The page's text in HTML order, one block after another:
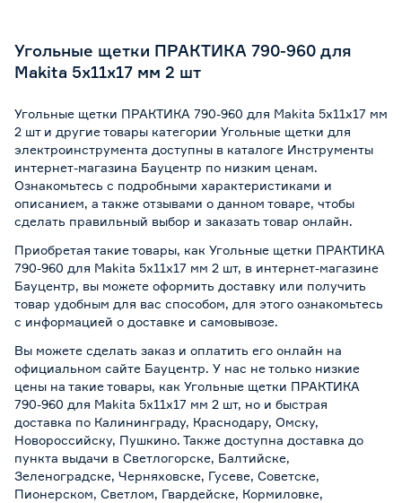
Для эксцентриковых шлифмашин Нет
Для электроножниц по металлу Нет
Для штроборезов Нет
Для торцовочных пил Да
Для отрезных пил Нет
Для воздуходувок Нет
ПРАКТИКА
Страна производства Китай
Вес брутто (кг) 0.015
Угольные щетки ПРАКТИКА 790-960 для
Makita 5х11х17 мм 2 шт
Угольные щетки ПРАКТИКА 790-960 для Makita 5х11х17 мм
2 шт и другие товары категории Угольные щетки для
электроинструмента доступны в каталоге Инструменты
интернет-магазина Бауцентр по низким ценам.
Ознакомьтесь с подробными характеристиками и
описанием, а также отзывами о данном товаре, чтобы
сделать правильный выбор и заказать товар онлайн.
Приобретая такие товары, как Угольные щетки ПРАКТИКА
790-960 для Makita 5х11х17 мм 2 шт, в интернет-магазине
Бауцентр, вы можете оформить доставку или получить
товар удобным для вас способом, для этого ознакомьтесь
с информацией о доставке и самовывозе.
Вы можете сделать заказ и оплатить его онлайн на
официальном сайте Бауцентр. У нас не только низкие
цены на такие товары, как Угольные щетки ПРАКТИКА
790-960 для Makita 5х11х17 мм 2 шт, но и быстрая
доставка по Калининграду, Краснодару, Омску,
Новороссийску, Пушкино. Также доступна доставка до
пункта выдачи в Светлогорске, Балтийске,
Зеленоградске, Черняховске, Гусеве, Советске,
Пионерском, Светлом, Гвардейске, Кормиловке,